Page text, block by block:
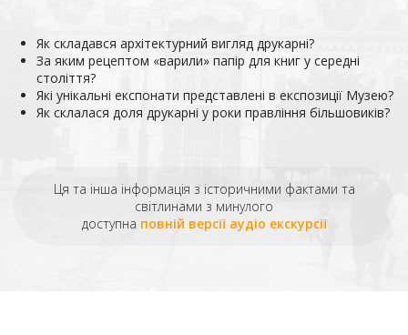
Як складався архітектурний вигляд друкарні?
За яким рецептом «варили» папір для книг у середні
століття?
Які унікальні експонати представлені в експозиції Музею?
Як склалася доля друкарні у роки правління більшовиків?
Ця та інша інформація з історичними фактами та
світлинами з минулого
доступна повній версії аудіо екскурсії